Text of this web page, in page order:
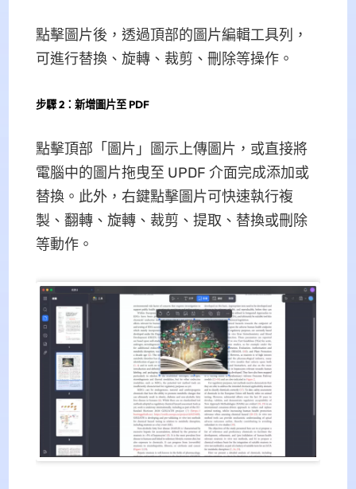
點擊圖片後，透過頂部的圖片編輯工具列，
可進行替換、旋轉、裁剪、刪除等操作。
步驟 2：新增圖片至 PDF
點擊頂部「圖片」圖示上傳圖片，或直接將
電腦中的圖片拖曳至 UPDF 介面完成添加或
替換。此外，右鍵點擊圖片可快速執行複
製、翻轉、旋轉、裁剪、提取、替換或刪除
等動作。